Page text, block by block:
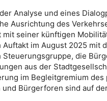
Analyse und eines
Ausrichtung des
mit seiner künftigen
Auftakt im August 2025 mit
Steuerungsgruppe, die
aus der
im Begleitgremium
und Bürgerforen sind auf